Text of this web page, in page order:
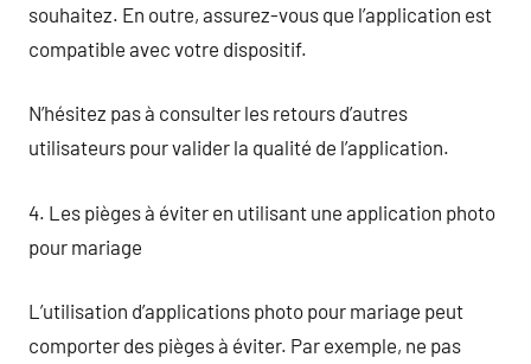
souhaitez. En outre, assurez-vous que l’application est
compatible avec votre dispositif.
N’hésitez pas à consulter les retours d’autres
utilisateurs pour valider la qualité de l’application.
4. Les pièges à éviter en utilisant une application photo
pour mariage
L’utilisation d’applications photo pour mariage peut
comporter des pièges à éviter. Par exemple, ne pas